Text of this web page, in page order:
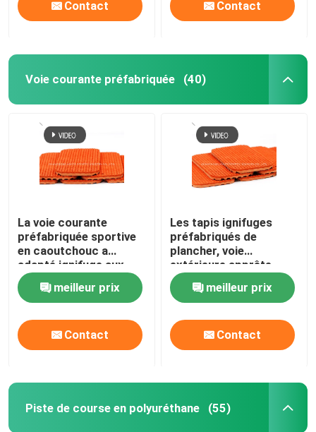
Contact Contact
Voie courante préfabriquée (40)
La voie courante
préfabriquée sportive
en caoutchouc a
adapté ignifuge aux
besoins du client
meilleur prix
Contact
Les tapis ignifuges
préfabriqués de
plancher, voie
extérieure apprête
utilisation de piste
meilleur prix
Contact
Piste de course en polyuréthane (55)